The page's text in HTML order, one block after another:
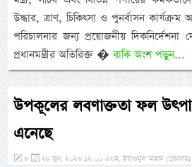
উদ্ধার, ত্রাণ, চিকিৎসা ও পুনর্বাসন
পরিচালনার জন্য প্রয়োজনীয় দিকনির্দেশনা
প্রধানমন্ত্রীর অতিরিক্ত �বাকি অংশ পড়ুন...
উপকূলের লবণাক্ততা ফল
এনেছে
» ২৮ জুন, ২০২৬ ১২:০০ এএম, ইয়াওমুল আহাদ (রোববার)